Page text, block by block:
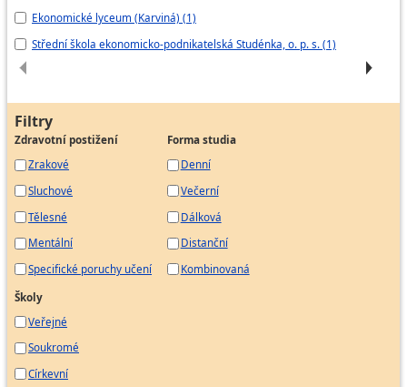
Ekonomické lyceum (Karviná) (1)
Střední škola ekonomicko-podnikatelská Studénka, o. p. s. (1)
Filtry
Zdravotní postižení
Zrakové
Sluchové
Tělesné
Mentální
Specifické poruchy učení
Forma studia
Denní
Večerní
Dálková
Distanční
Kombinovaná
Školy
Veřejné
Soukromé
Církevní